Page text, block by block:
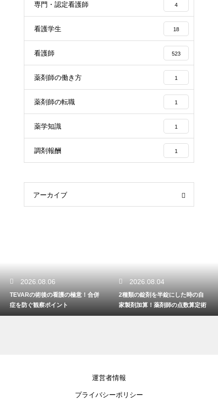
専門・認定看護師 4
看護学生 18
看護師 523
薬剤師の働き方 1
薬剤師の転職 1
薬学知識 1
調剤報酬 1
アーカイブ
2026.08.04
2種類の錠剤を半錠にした時の自
家製剤加算！薬剤師の点数算定術
2026.08.02
看護師に役立つ勉強ノートの作り
方とまとめ方！最強の整理術
運営者情報
プライバシーポリシー